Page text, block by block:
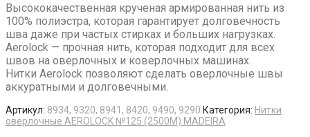
Высококачественная крученая армированная нить из
100% полиэстра, которая гарантирует долговечность
шва даже при частых стирках и больших нагрузках.
Aerolock — прочная нить, которая подходит для всех
швов на оверлочных и коверлочных машинах.
Нитки Aerolock позволяют сделать оверлочные швы
аккуратными и долговечными.
Артикул: 8934, 9320, 8941, 8420, 9490, 9290 Категория: Нитки
оверлочные AEROLOCK №125 (2500М) MADEIRA